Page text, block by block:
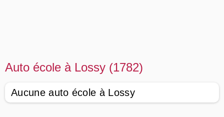
Auto école à Lossy (1782)
Aucune auto école à Lossy